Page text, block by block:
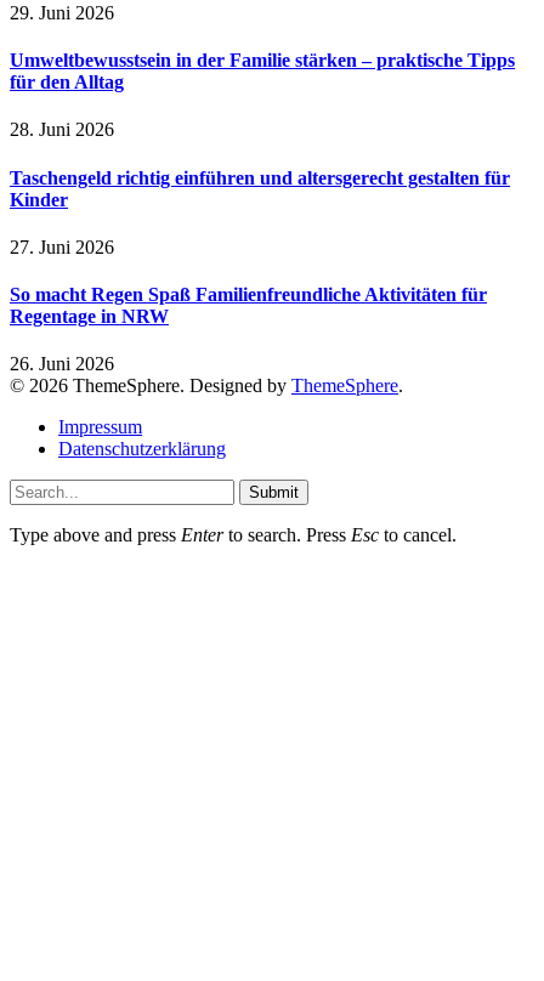
29. Juni 2026
Umweltbewusstsein in der Familie stärken – praktische Tipps
für den Alltag
28. Juni 2026
Taschengeld richtig einführen und altersgerecht gestalten für
Kinder
27. Juni 2026
So macht Regen Spaß Familienfreundliche Aktivitäten für
Regentage in NRW
26. Juni 2026
© 2026 ThemeSphere. Designed by ThemeSphere.
Impressum
Datenschutzerklärung
Submit
Type above and press Enterto search. Press Esc to cancel.